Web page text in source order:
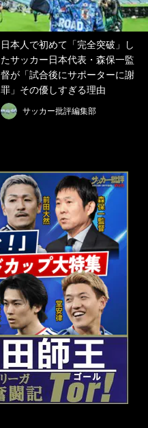
日本人で初めて「完全突破」し
たサッカー日本代表・森保一監
督が「試合後にサポーターに謝
罪」その優しすぎる理由
サッカー批評編集部